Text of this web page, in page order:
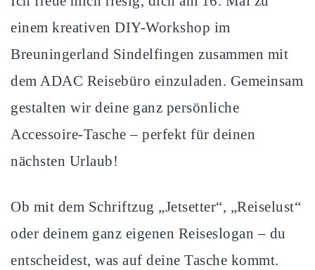
einem kreativen DIY-Workshop im
Breuningerland Sindelfingen zusammen mit
dem ADAC Reisebüro einzuladen. Gemeinsam
gestalten wir deine ganz persönliche
Accessoire-Tasche – perfekt für deinen
nächsten Urlaub!
Ob mit dem Schriftzug „Jetsetter“, „Reiselust“
oder deinem ganz eigenen Reiseslogan – du
entscheidest, was auf deine Tasche kommt.